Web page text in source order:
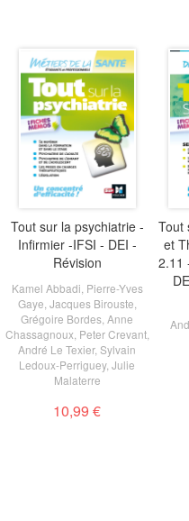
Tout sur la psychiatrie -
Infirmier -IFSI - DEI -
Révision
Kamel Abbadi Pierre-Yves
Gaye Jacques Birouste
Grégoire Bordes Anne
Chassagnoux Peter Crevant,
André Le Texier, Sylvain
Ledoux-Perriguey, Julie
Malaterre
10,99 €
Tout
et
2.11